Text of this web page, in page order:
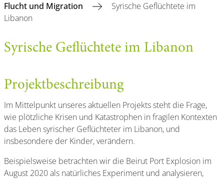
Flucht und Migration
Syrische Geflüchtete im
Libanon
Syrische Geflüchtete im Libanon
Projektbeschreibung
Im Mittelpunkt unseres aktuellen Projekts steht die Frage,
wie plötzliche Krisen und Katastrophen in fragilen Kontexten
das Leben syrischer Geflüchteter im Libanon, und
insbesondere der Kinder, verändern.
Beispielsweise betrachten wir die Beirut Port Explosion im
August 2020 als natürliches Experiment und analysieren,